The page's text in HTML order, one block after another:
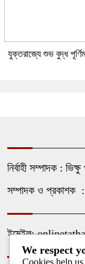
যুক্তরাজ্যে শুভ বুদ্ধ
নির্বাহী সম্পাদক : ভিক্ষু
সম্পাদক ও প্রকাশক
ইমেইল:
We respect
Cookies help